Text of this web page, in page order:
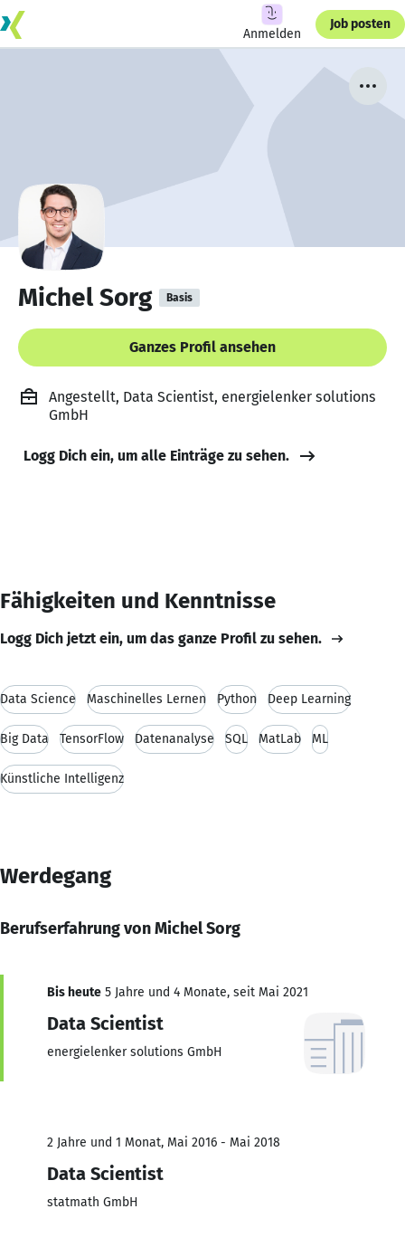
Anmelden
Job posten
Michel Sorg Basis
Ganzes Profil ansehen
Angestellt, Data Scientist, energielenker solutions
GmbH
Logg Dich ein, um alle Einträge zu sehen.
Fähigkeiten und Kenntnisse
Logg Dich jetzt ein, um das ganze Profil zu sehen.
Data Science Maschinelles Lernen Python Deep Learning
Big Data TensorFlow Datenanalyse SQL MatLab ML
Künstliche Intelligenz
Werdegang
Berufserfahrung von Michel Sorg
Bis heute 5 Jahre und 4 Monate, seit Mai 2021
Data Scientist
energielenker solutions GmbH
2 Jahre und 1 Monat, Mai 2016 - Mai 2018
Data Scientist
statmath GmbH